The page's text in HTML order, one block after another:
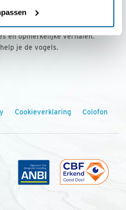
voor € 36,00 per jaar
onze leden, met
en opmerkelijke verhalen.
je de vogels.
Cookieverklaring Colofon